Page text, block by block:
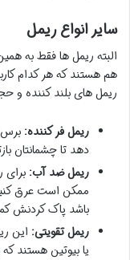
سایر انواع ریمل
البته ریمل ها فقط به
هم هستند که هر کدام
ریمل های بلند کننده و
ریمل فر کننده: برس
دهد تا چشمانتان
ریمل ضد آب: برای
ممکن است عرق
باشد پاک کردنش
ریمل تقویتی:
یا بیوتین هستند